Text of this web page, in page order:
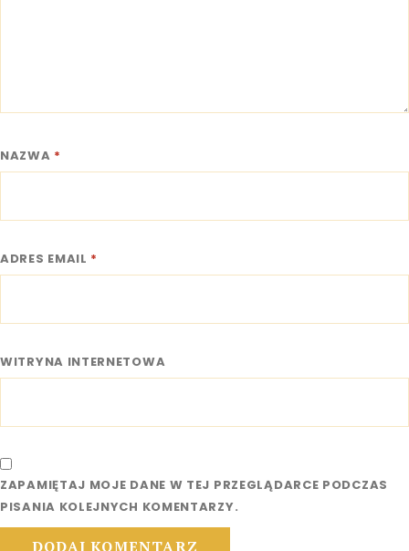
NAZWA *
ADRES EMAIL *
WITRYNA INTERNETOWA
ZAPAMIĘTAJ MOJE DANE W TEJ PRZEGLĄDARCE PODCZAS
PISANIA KOLEJNYCH KOMENTARZY.